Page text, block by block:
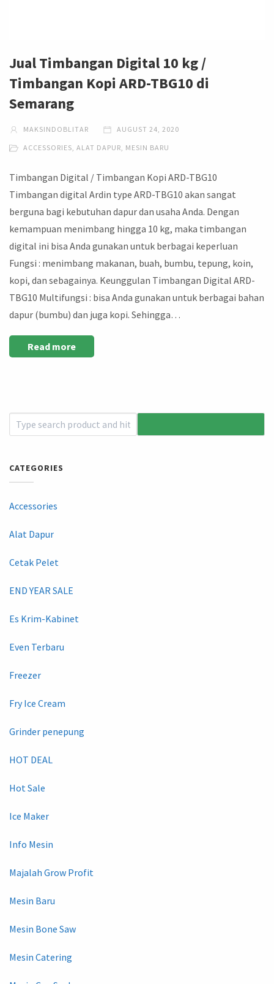
Jual Timbangan Digital 10 kg /
Timbangan Kopi ARD-TBG10 di
Semarang
MAKSINDOBLITAR AUGUST 24, 2020
ACCESSORIES ALAT DAPUR MESIN BARU
Timbangan Digital / Timbangan Kopi ARD-TBG10
Timbangan digital Ardin type ARD-TBG10 akan sangat
berguna bagi kebutuhan dapur dan usaha Anda. Dengan
kemampuan menimbang hingga 10 kg, maka timbangan
digital ini bisa Anda gunakan untuk berbagai keperluan
Fungsi : menimbang makanan, buah, bumbu, tepung, koin,
kopi, dan sebagainya. Keunggulan Timbangan Digital ARD-
TBG10 Multifungsi : bisa Anda gunakan untuk berbagai bahan
dapur (bumbu) dan juga kopi. Sehingga…
Read more
CATEGORIES
Accessories
Alat Dapur
Cetak Pelet
END YEAR SALE
Es Krim-Kabinet
Even Terbaru
Freezer
Fry Ice Cream
Grinder penepung
HOT DEAL
Hot Sale
Ice Maker
Info Mesin
Majalah Grow Profit
Mesin Baru
Mesin Bone Saw
Mesin Catering